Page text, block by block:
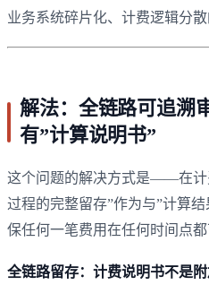
业务系统碎片化、计费逻辑分散
解法：全链路可追溯
有”计算说明书”
这个问题的解决方式是——在计
过程的完整留存”作为与”计算
保任何一笔费用在任何时间点都
全链路留存：计费说明书不是附